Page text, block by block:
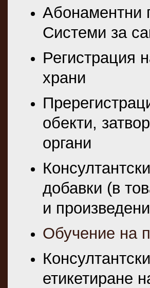
Абонаментни
Системи за
Регистрация
храни
обекти,
органи
добавки (в
и
Обучение на
етикетиране